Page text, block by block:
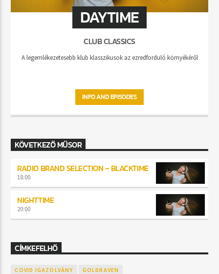
DAYTIME
CLUB CLASSICS
A legemlékezetesebb klub klasszikusok az ezredforduló környékéről
INFO AND EPISODES
KÖVETKEZŐ MŰSOR
RADIO BRAND SELECTION – BLACKTIME
18:00
NIGHTTIME
20:00
CÍMKEFELHŐ
COVID IGAZOLVÁNY GOLDRAVEN